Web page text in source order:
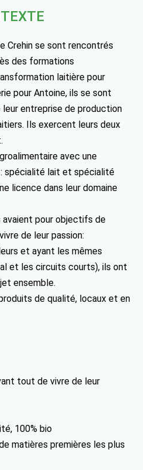
Crehin se sont rencontrés
des formations
laitière pour
pour Antoine, ils se sont
leur entreprise de production
Ils exercent leurs deux
avec une
spécialité lait et spécialité
licence dans leur domaine
avaient pour objectifs de
de leur passion:
et ayant les mêmes
et les circuits courts), ils ont
ensemble.
de qualité, locaux et en
tout de vivre de leur
100% bio
matières premières les plus